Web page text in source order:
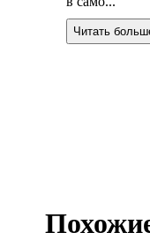
Читать